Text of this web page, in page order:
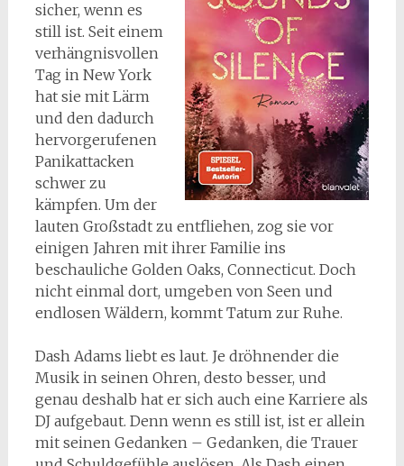
sicher, wenn es
still ist. Seit einem
verhängnisvollen
Tag in New York
hat sie mit Lärm
und den dadurch
hervorgerufenen
Panikattacken
schwer zu
kämpfen. Um der
lauten Großstadt zu entfliehen, zog sie vor
einigen Jahren mit ihrer Familie ins
beschauliche Golden Oaks, Connecticut. Doch
nicht einmal dort, umgeben von Seen und
endlosen Wäldern, kommt Tatum zur Ruhe.
Dash Adams liebt es laut. Je dröhnender die
Musik in seinen Ohren, desto besser, und
genau deshalb hat er sich auch eine Karriere als
DJ aufgebaut. Denn wenn es still ist, ist er allein
mit seinen Gedanken – Gedanken, die Trauer